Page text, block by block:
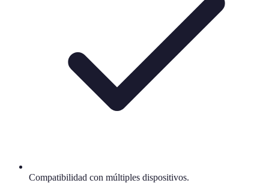
Compatibilidad con múltiples dispositivos.